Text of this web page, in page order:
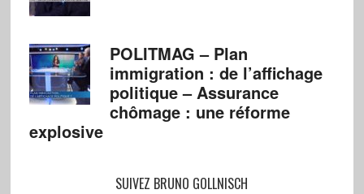
POLITMAG – Plan
immigration : de l’affichage
politique – Assurance
chômage : une réforme
explosive
SUIVEZ BRUNO GOLLNISCH